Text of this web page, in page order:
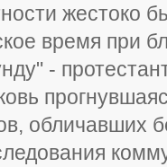
жестоко
время при
-
обличавших